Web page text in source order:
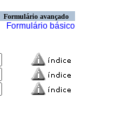
Formulário avançado
Formulário básico